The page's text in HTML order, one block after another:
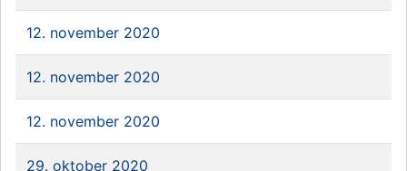
12. november 2020
12. november 2020
12. november 2020
29. oktober 2020